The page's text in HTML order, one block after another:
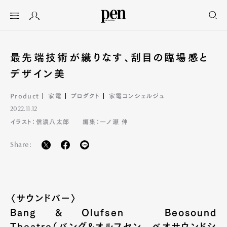
最先端技術が織りなす、刮目の臨場感と
デザイン美
Product 家電 プロダクト 家電コンシェルジュ
2022.11.12
イラスト：信濃八太郎
編集：一ノ瀬 伸
Share:
〈サウンドバー〉
Bang & Olufsen Beosound